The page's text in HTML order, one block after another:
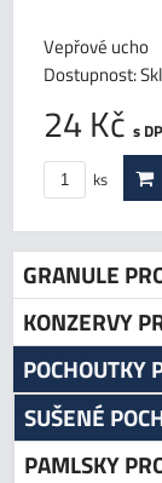
Vepřové ucho
Dostupnost:
24 Kč s
ks
GRANULE
KONZERVY
POCHOUTKY
SUŠENÉ
PAMLSKY